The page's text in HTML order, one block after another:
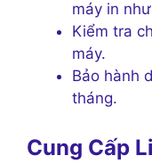
máy in
Kiểm tra
máy.
Bảo hành
tháng.
Cung Cấp